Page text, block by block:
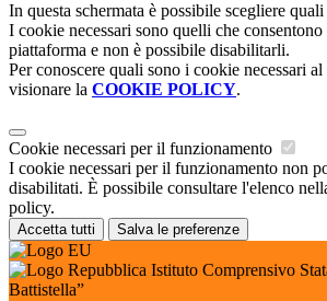
In questa schermata è possibile scegliere
I cookie necessari sono quelli che
piattaforma e non è possibile disabilitarli.
Per conoscere quali sono i cookie necessari
visionare la COOKIE POLICY.
Cookie necessari per il funzionamento
I cookie necessari per il funzionamento non
disabilitati. È possibile consultare l'elenco
policy.
Accetta tutti Salva le preferenze
Istituto Comprensivo
Battistella”